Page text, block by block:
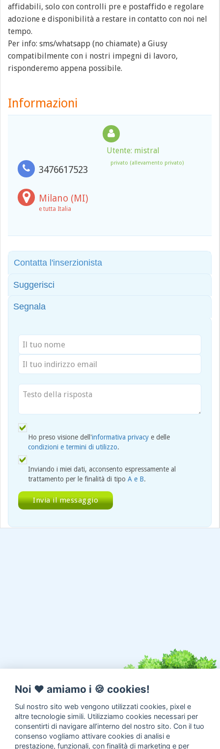
affidabili, solo con controlli pre e postaffido e regolare
adozione e disponibilità a restare in contatto con noi nel
tempo.
Per info: sms/whatsapp (no chiamate) a Giusy
compatibilmente con i nostri impegni di lavoro,
risponderemo appena possibile.
Informazioni
3476617523
Utente: mistral
privato (allevamento privato)
Milano (MI)
e tutta Italia
Contatta l'inserzionista
Suggerisci
Segnala
Ho preso visione dell'informativa privacy e delle
condizioni e termini di utilizzo.
Inviando i miei dati, acconsento espressamente al
trattamento per le finalità di tipo A e B.
Noi ♥️ amiamo i 🍪 cookies!
Sul nostro sito web vengono utilizzati cookies, pixel e
altre tecnologie simili. Utilizziamo cookies necessari per
consentirti di navigare all’interno del nostro sito. Con il tuo
consenso vogliamo attivare cookies di analisi e
prestazione, funzionali, con finalità di marketing e per